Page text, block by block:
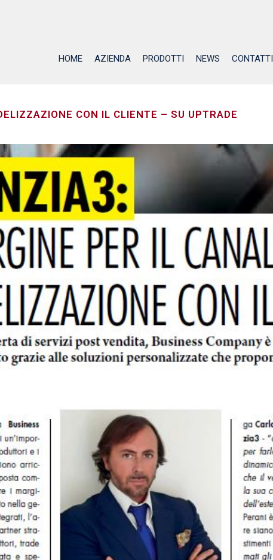
HOME AZIENDA PRODOTTI NEWS CONTATTI
CON IL CLIENTE – SU UPTRADE